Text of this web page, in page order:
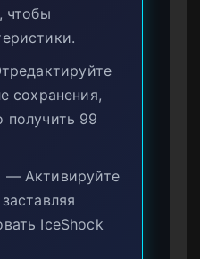
чтобы
сохранения,
получить 99
— Активируйте
IceShock